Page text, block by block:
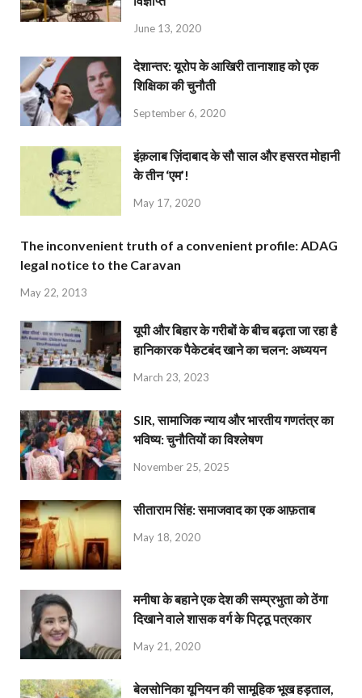
June 13, 2020
देशान्‍तर: यूरोप के आखिरी तानाशाह को एक
शिक्षिका की चुनौती
September 6, 2020
इंक़लाब ज़िंदाबाद के सौ साल और हसरत मोहानी
के तीन ‘एम’!
May 17, 2020
The inconvenient truth of a convenient profile: ADAG
legal notice to the Caravan
May 22, 2013
यूपी और बिहार के गरीबों के बीच बढ़ता जा रहा है
हानिकारक पैकेटबंद खाने का चलन: अध्ययन
March 23, 2023
SIR, सामाजिक न्याय और भारतीय गणतंत्र का
भविष्य: चुनौतियों का विश्लेषण
November 25, 2025
सीताराम सिंह: समाजवाद का एक आफ़ताब
May 18, 2020
मनीषा के बहाने एक देश की सम्प्रभुता को ठेंगा
दिखाने वाले शासक वर्ग के पिट्ठू पत्रकार
May 21, 2020
बेलसोनिका यूनियन की सामूहिक भूख हड़ताल,